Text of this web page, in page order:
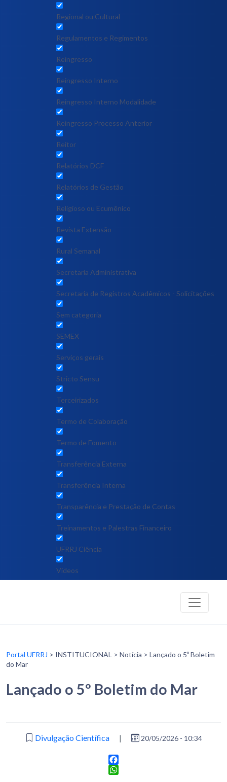
Regional ou Cultural
Regulamentos e Regimentos
Reingresso
Reingresso Interno
Reingresso Interno Modalidade
Reingresso Processo Anterior
Reitor
Relatórios DCF
Relatórios de Gestão
Religioso ou Ecumênico
Revista Extensão
Rural Semanal
Secretaria Administrativa
Secretaria de Registros Acadêmicos - Solicitações
Sem categoria
SEMEX
Serviços gerais
Stricto Sensu
Terceirizados
Termo de Colaboração
Termo de Fomento
Transferência Externa
Transferência Interna
Transparência e Prestação de Contas
Treinamentos e Palestras Financeiro
UFRRJ Ciência
Vídeos
Portal UFRRJ > INSTITUCIONAL > Notícia > Lançado o 5º Boletim
do Mar
Lançado o 5º Boletim do Mar
Divulgação Científica | 20/05/2026 - 10:34
Facebook